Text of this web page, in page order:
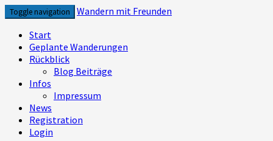
Skip
to
content
Toggle navigation
Wandern mit Freunden
Start
Geplante Wanderungen
Rückblick
Blog Beiträge
Infos
Impressum
News
Registration
Login